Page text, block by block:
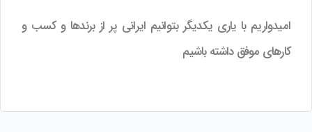
امیدواریم با یاری یکدیگر بتوانیم ایرانی پر از برندها و کسب و
کارهای موفق داشته باشیم